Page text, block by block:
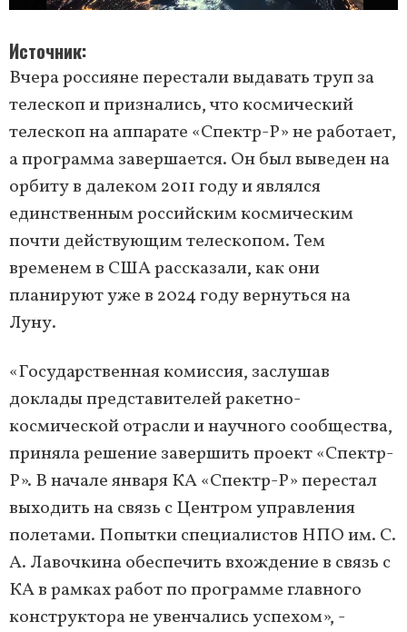
Источник
Вчера россияне перестали выдавать труп за
телескоп и признались, что космический
телескоп на аппарате «Спектр-Р» не работает,
а программа завершается. Он был выведен на
орбиту в далеком 2011 году и являлся
единственным российским космическим
почти действующим телескопом. Тем
временем в США рассказали, как они
планируют уже в 2024 году вернуться на
Луну.
«Государственная комиссия, заслушав
доклады представителей ракетно-
космической отрасли и научного сообщества,
приняла решение завершить проект «Спектр-
Р». В начале января КА «Спектр-Р» перестал
выходить на связь с Центром управления
полетами. Попытки специалистов НПО им. С.
А. Лавочкина обеспечить вхождение в связь с
КА в рамках работ по программе главного
конструктора не увенчались успехом», -